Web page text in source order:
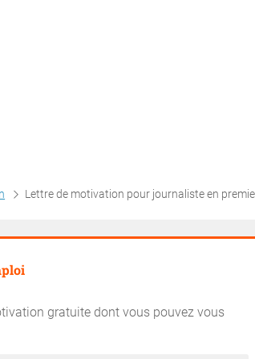
Lettre de motivation pour journaliste en premier
gratuite dont vous pouvez vous